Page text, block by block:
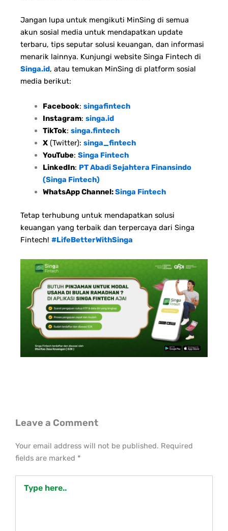
Jangan lupa untuk mengikuti MinSing di semua
akun sosial media untuk mendapatkan update
terbaru, tips seputar solusi keuangan, dan informasi
menarik lainnya. Kunjungi website Singa Fintech di
Singa.id, atau temukan MinSing di platform sosial
media berikut:
Facebook: singafintech
Instagram: singa.id
TikTok: singa.fintech
X(Twitter): singa_fintech
YouTube: Singa Fintech
LinkedIn: PT Abadi Sejahtera Finansindo
(Singa Fintech)
WhatsApp Channel:Singa Fintech
Tetap terhubung untuk mendapatkan solusi
keuangan yang terbaik dan terpercaya dari Singa
Fintech! #LifeBetterWithSinga
Leave a Comment
Your email address will not be published. Required
fields are marked *
here..